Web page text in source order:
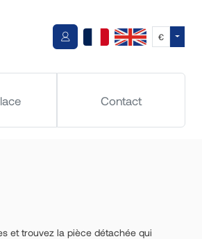
€
Contact
et trouvez la pièce détachée qui